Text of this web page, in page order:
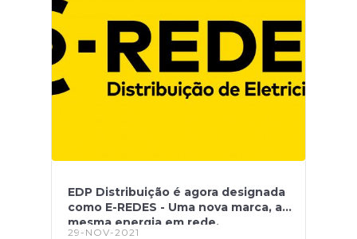
EDP Distribuição é agora designada
como E-REDES - Uma nova marca, a
mesma energia em rede.
29-NOV-2021